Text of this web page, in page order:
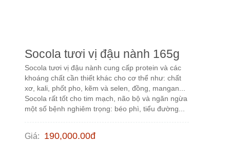
Socola tươi vị đậu nành 165g
Socola tươi vị đậu nành cung cấp protein và các
khoáng chất cần thiết khác cho cơ thể như: chất
xơ, kali, phốt pho, kẽm và selen, đồng, mangan...
Socola rất tốt cho tim mạch, não bộ và ngăn ngừa
một số bệnh nghiêm trọng: béo phì, tiểu đường...
Giá: 190,000.00đ